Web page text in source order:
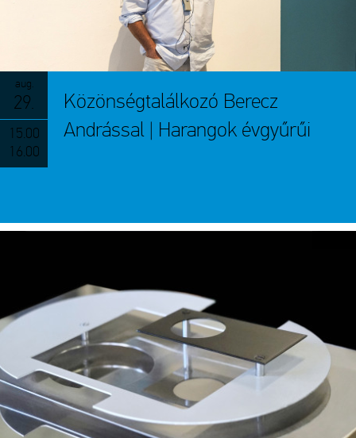
aug.
29.
15.00
16.00
Közönségtalálkozó Berecz
Andrással | Harangok évgyűrűi